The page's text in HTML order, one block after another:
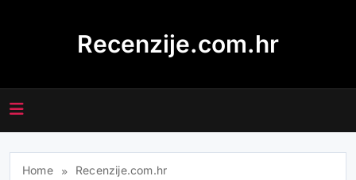
Recenzije.com.hr
Home
Recenzije.com.hr